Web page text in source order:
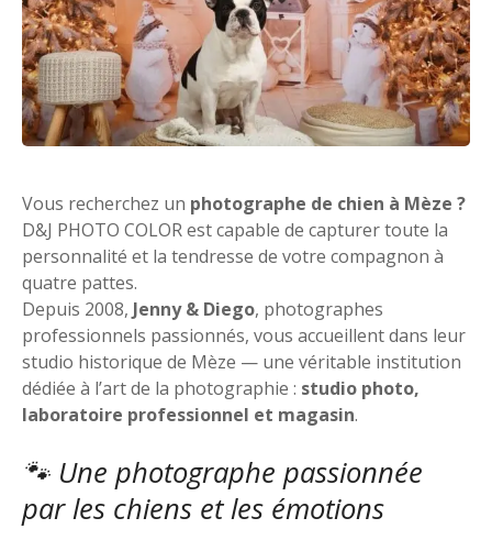
Vous recherchez un photographe de chien à Mèze ?
D&J PHOTO COLOR est capable de capturer toute la
personnalité et la tendresse de votre compagnon à
quatre pattes.
Depuis 2008, Jenny & Diego, photographes
professionnels passionnés, vous accueillent dans leur
studio historique de Mèze — une véritable institution
dédiée à l’art de la photographie : studio photo,
laboratoire professionnel et magasin.
🐾 Une photographe passionnée
par les chiens et les émotions